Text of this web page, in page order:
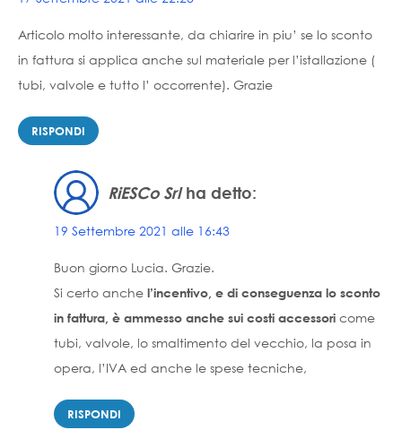
Articolo molto interessante, da chiarire in piu’ se lo sconto
in fattura si applica anche sul materiale per l’istallazione (
tubi, valvole e tutto l’ occorrente). Grazie
RISPONDI
RiESCo Srl ha detto:
19 Settembre 2021 alle 16:43
Buon giorno Lucia. Grazie.
Si certo anche l’incentivo, e di conseguenza lo sconto
in fattura, è ammesso anche sui costi accessori come
tubi, valvole, lo smaltimento del vecchio, la posa in
opera, l’IVA ed anche le spese tecniche,
RISPONDI